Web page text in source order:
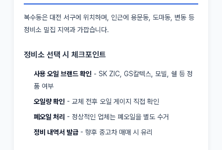
복수동은 대전 서구에 위치하며, 인근에 용문동, 도마동, 변동 등
정비소 밀집 지역과 가깝습니다.
정비소 선택 시 체크포인트
사용 오일 브랜드 확인 - SK ZIC, GS칼텍스, 모빌, 쉘 등 정
품 여부
오일량 확인 - 교체 전후 오일 게이지 직접 확인
폐오일 처리 - 정상적인 업체는 폐오일을 별도 수거
정비 내역서 발급 - 향후 중고차 매매 시 유리